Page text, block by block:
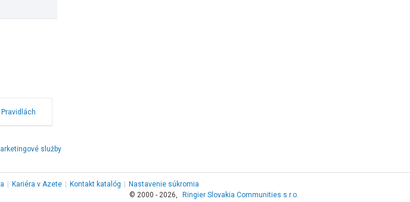
služby
Kariéra v Azete Kontakt katalóg
Nastavenie súkromia
© 2000 - 2026,
Ringier Slovakia Communities s.r.o.